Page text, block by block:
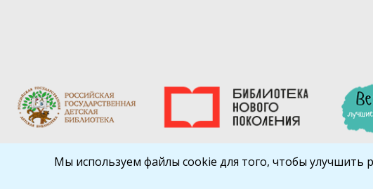
Библиокрай
Мы используем файлы cookie для того, чтобы улучшить